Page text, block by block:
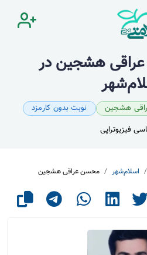
هشجین در
هشجین
نوبت بدون کارمزد
فیزیوتراپی
اسلام‌شهر محسن عراقی هشجین